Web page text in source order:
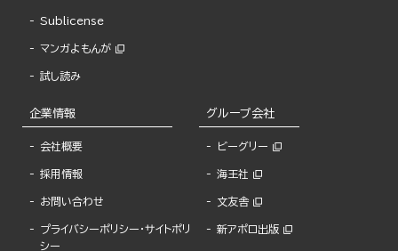
Sublicense
マンガよもんが
試し読み
企業情報
会社概要
採用情報
お問い合わせ
プライバシーポリシー・サイトポリ
シー
グループ会社
ビーグリー
海王社
文友舎
新アポロ出版